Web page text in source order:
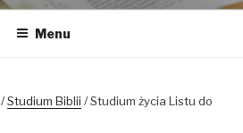
Menu
/Studium Biblii / Studium życia Listu do